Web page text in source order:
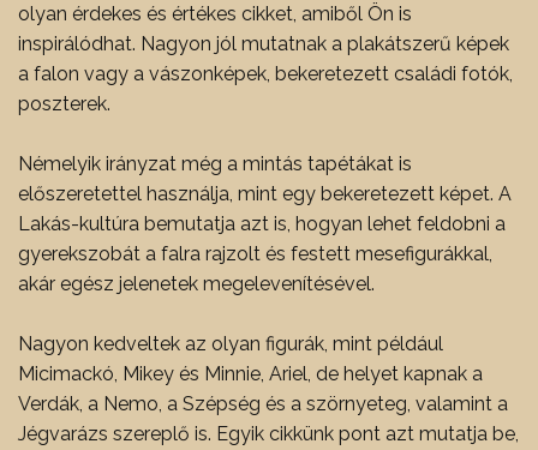
olyan érdekes és értékes cikket, amiből Ön is
inspirálódhat. Nagyon jól mutatnak a plakátszerű képek
a falon vagy a vászonképek, bekeretezett családi fotók,
poszterek.
Némelyik irányzat még a mintás tapétákat is
előszeretettel használja, mint egy bekeretezett képet. A
Lakás-kultúra bemutatja azt is, hogyan lehet feldobni a
gyerekszobát a falra rajzolt és festett mesefigurákkal,
akár egész jelenetek megelevenítésével.
Nagyon kedveltek az olyan figurák, mint például
Micimackó, Mikey és Minnie, Ariel, de helyet kapnak a
Verdák, a Nemo, a Szépség és a szörnyeteg, valamint a
Jégvarázs szereplő is. Egyik cikkünk pont azt mutatja be,